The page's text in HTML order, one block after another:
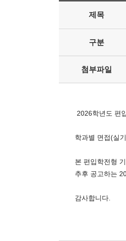
제목
구분
첨부파일
2026학년도 편
학과별 면접(실
본 편입학전형
추후 공고하는
감사합니다.